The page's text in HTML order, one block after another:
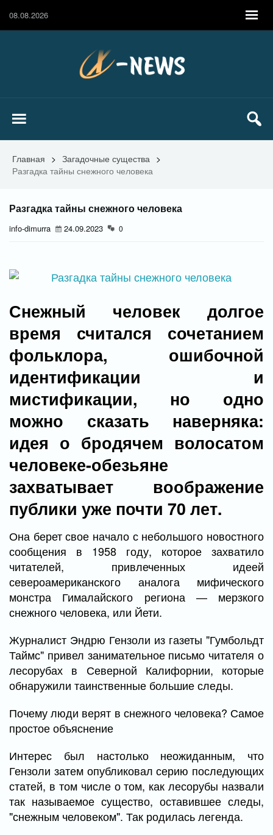
08.08.2026
Главная > Загадочные существа >
Разгадка тайны снежного человека
Разгадка тайны снежного человека
info-dimurra 24.09.2023 0
Снежный человек долгое
время считался сочетанием
фольклора, ошибочной
идентификации и
мистификации, но одно
можно сказать наверняка:
идея о бродячем волосатом
человеке-обезьяне
захватывает воображение
публики уже почти 70 лет.
Она берет свое начало с небольшого новостного
сообщения в 1958 году, которое захватило
читателей, привлеченных идеей
североамериканского аналога мифического
монстра Гималайского региона — мерзкого
снежного человека, или Йети.
Журналист Эндрю Гензоли из газеты "Гумбольдт
Таймс" привел занимательное письмо читателя о
лесорубах в Северной Калифорнии, которые
обнаружили таинственные большие следы.
Почему люди верят в снежного человека? Самое
простое объяснение
Интерес был настолько неожиданным, что
Гензоли затем опубликовал серию последующих
статей, в том числе о том, как лесорубы назвали
так называемое существо, оставившее следы,
"снежным человеком". Так родилась легенда.